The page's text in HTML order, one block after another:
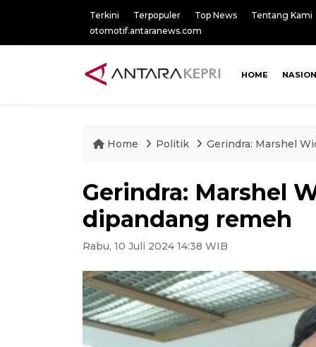
Terkini Terpopuler Top News
Tentang Kami
otomotif.antaranews.com
HOME
Home Politik Gerindra: Marshel
Gerindra: Marshel
dipandang remeh
Rabu, 10 Juli 2024 14:38 WIB